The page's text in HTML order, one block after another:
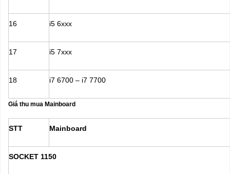
16 i5 6xxx
17 i5 7xxx
18 i7 6700 – i7 7700
Giá thu mua Mainboard
STT Mainboard
SOCKET 1150